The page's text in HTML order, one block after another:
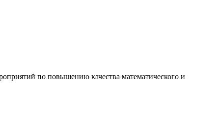
по повышению качества математического и